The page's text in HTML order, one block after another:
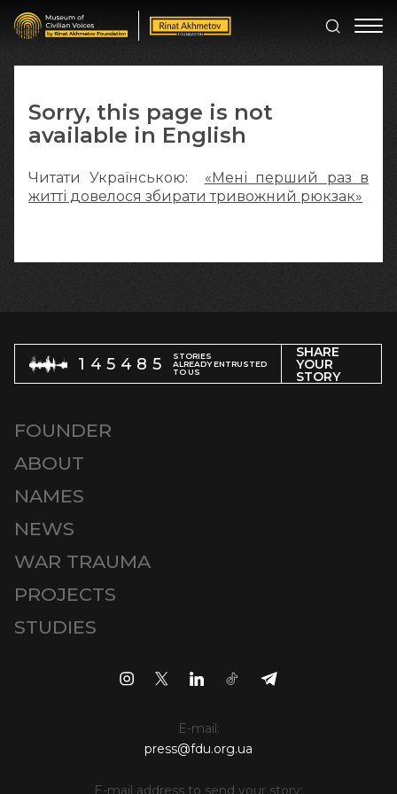
Sorry, this page is not
available in English
Читати Українською: «Мені перший раз в
житті довелося збирати тривожний рюкзак»
145485
STORIES
ALREADY ENTRUSTED
TO US
SHARE
YOUR
STORY
FOUNDER
ABOUT
NAMES
NEWS
WAR TRAUMA
PROJECTS
STUDIES
E-mail:
press@fdu.org.ua